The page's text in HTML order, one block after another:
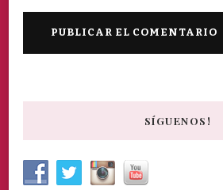
SÍGUENOS!